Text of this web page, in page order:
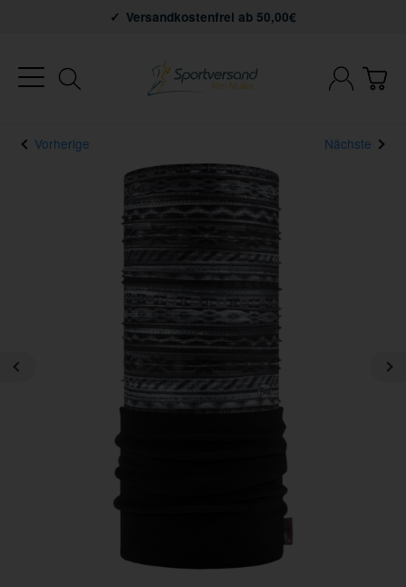
Versandkostenfrei ab 50,00€
Vorherige Nächste